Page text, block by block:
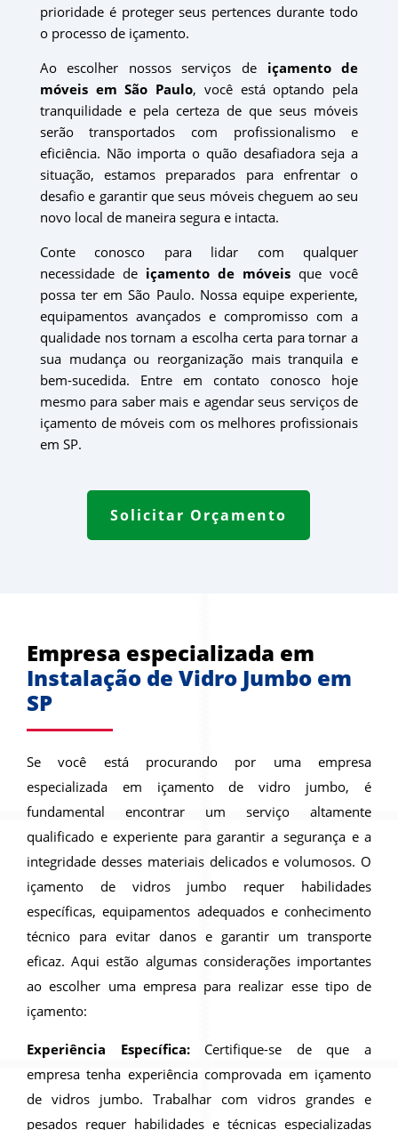
prioridade é proteger seus pertences durante todo
o processo de içamento.
Ao escolher nossos serviços de içamento de
móveis em São Paulo, você está optando pela
tranquilidade e pela certeza de que seus móveis
serão transportados com profissionalismo e
eficiência. Não importa o quão desafiadora seja a
situação, estamos preparados para enfrentar o
desafio e garantir que seus móveis cheguem ao seu
novo local de maneira segura e intacta.
Conte conosco para lidar com qualquer
necessidade de içamento de móveis que você
possa ter em São Paulo. Nossa equipe experiente,
equipamentos avançados e compromisso com a
qualidade nos tornam a escolha certa para tornar a
sua mudança ou reorganização mais tranquila e
bem-sucedida. Entre em contato conosco hoje
mesmo para saber mais e agendar seus serviços de
içamento de móveis com os melhores profissionais
em SP.
Solicitar Orçamento
Empresa especializada em
Instalação de Vidro Jumbo em
SP
Se você está procurando por uma empresa
especializada em içamento de vidro jumbo, é
fundamental encontrar um serviço altamente
qualificado e experiente para garantir a segurança e a
integridade desses materiais delicados e volumosos. O
içamento de vidros jumbo requer habilidades
específicas, equipamentos adequados e conhecimento
técnico para evitar danos e garantir um transporte
eficaz. Aqui estão algumas considerações importantes
ao escolher uma empresa para realizar esse tipo de
içamento:
Experiência Específica:Certifique-se de que a
empresa tenha experiência comprovada em içamento
de vidros jumbo. Trabalhar com vidros grandes e
pesados requer habilidades e técnicas especializadas